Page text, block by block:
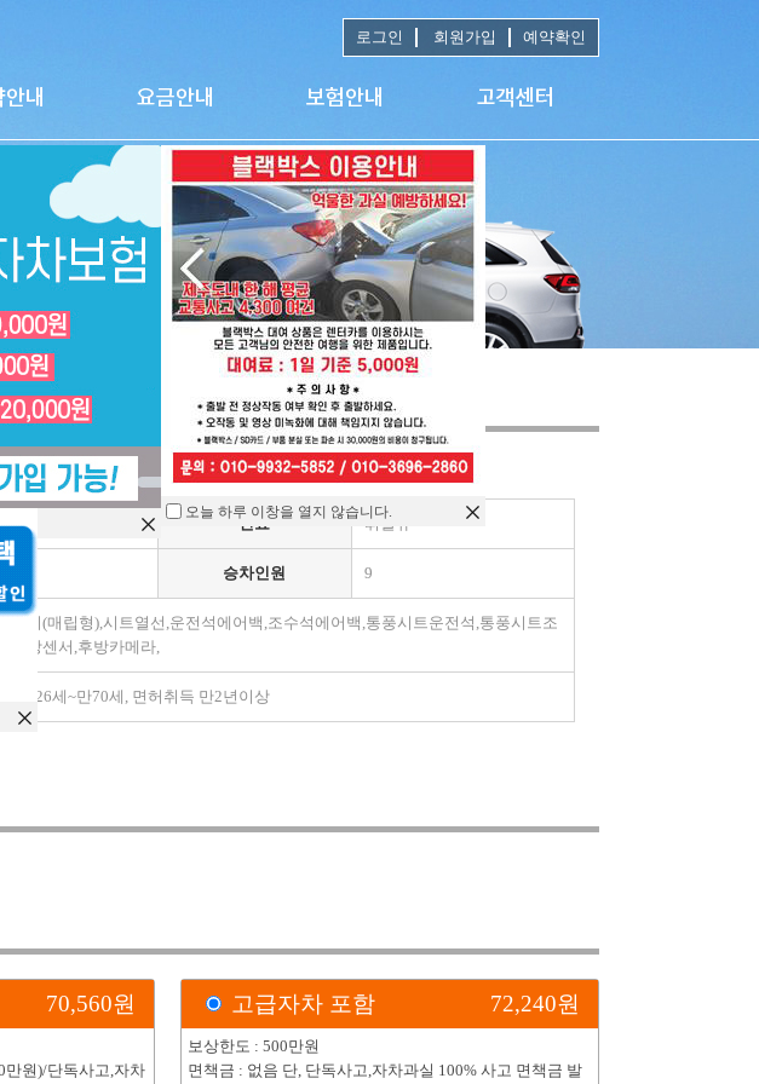
로그인 회원가입 예약확인
)휘발유
연료 휘발유
승차인원 9
,네비(매립형),시트열선,운전석에어백,조수석에어백,통풍시트운전석,통풍시트조
,후방센서,후방카메라,
이 만26세~만70세, 면허취득 만2년이상
70,560원
만원)/단독사고,자차
고급자차 포함 72,240원
보상한도 : 500만원
면책금 : 없음 단, 단독사고,자차과실 100% 사고 면책금 발
오늘 하루 이창을 열지 않습니다.